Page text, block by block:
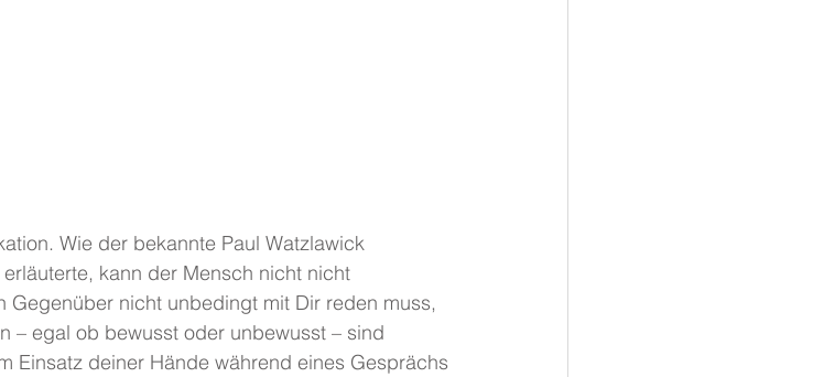
Wie der bekannte Paul Watzlawick
kann der Mensch nicht nicht
Gegenüber nicht unbedingt mit Dir reden muss,
– egal ob bewusst oder unbewusst – sind
Einsatz deiner Hände während eines Gesprächs